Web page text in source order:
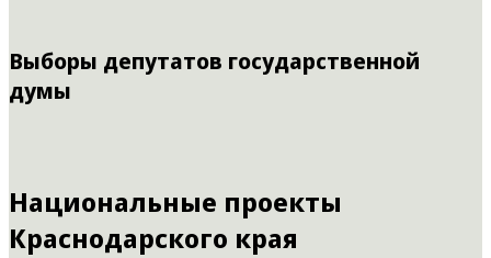
Выборы депутатов государственной
думы
Национальные проекты
Краснодарского края